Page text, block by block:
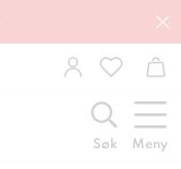
Søk Meny